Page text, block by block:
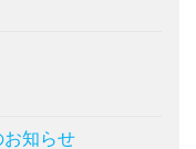
お知らせ